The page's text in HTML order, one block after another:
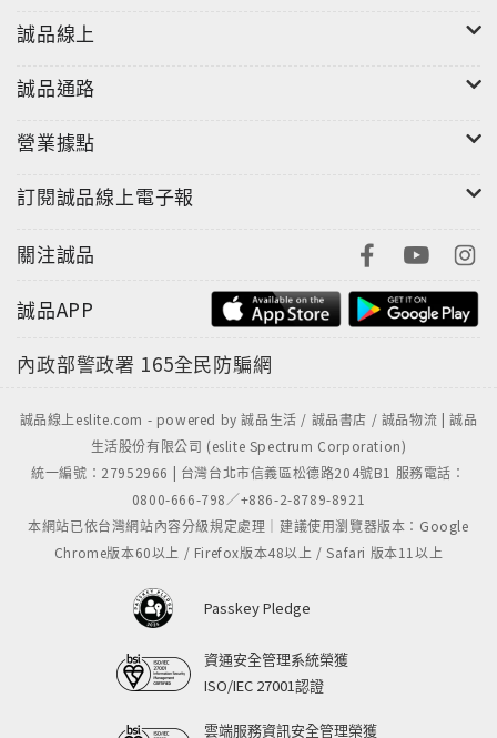
■作者簡介
李如青
國立藝專畢業。曾在廣告公司擔任企劃工作，達十多年
之久。2006年夏天，朋友送他一本童書《發現小錫
兵》，他讀後，深受感動，「原來，童書可以有這麼大
能以故事和圖畫，把生活中的美好呈現出來。《那魯》
誠品線上
誠品通路
營業據點
訂閱誠品線上電子報
關注誠品
誠品APP
內政部警政署 165全民防騙網
誠品線上eslite.com - powered by 誠品生活 / 誠品書店 / 誠品物流 | 誠品
生活股份有限公司 (eslite Spectrum Corporation)
統一編號：27952966 | 台灣台北市信義區松德路204號B1 服務電話：
0800-666-798／+886-2-8789-8921
本網站已依台灣網站內容分級規定處理｜建議使用瀏覽器版本：Google
Chrome版本60以上 / Firefox版本48以上 / Safari 版本11以上
Passkey Pledge
資通安全管理系統榮獲
ISO/IEC 27001認證
雲端服務資訊安全管理榮獲